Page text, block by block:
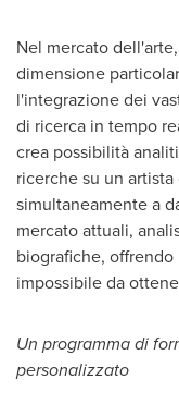
Nel mercato
dimensione
l'integrazione dei
di ricerca in tempo
crea possibilità
ricerche su un
simultaneamente a
mercato attuali,
biografiche,
impossibile da
Un programma di
personalizzato